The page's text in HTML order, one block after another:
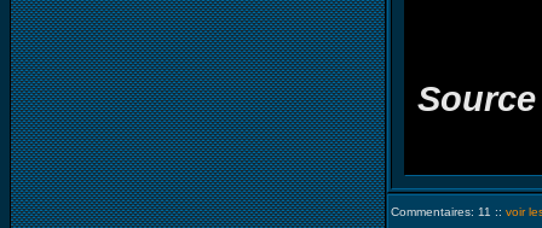
Source
Commentaires: 11 :: voir